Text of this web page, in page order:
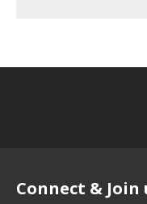
Connect & Join